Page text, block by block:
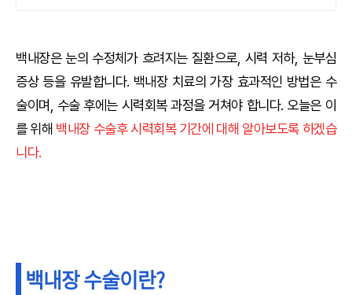
백내장은 눈의 수정체가 흐려지는 질환으로, 시력 저하, 눈부심
증상 등을 유발합니다. 백내장 치료의 가장 효과적인 방법은 수
술이며, 수술 후에는 시력회복 과정을 거쳐야 합니다. 오늘은 이
를 위해 백내장 수술후 시력회복 기간에 대해 알아보도록 하겠습
니다.
백내장 수술이란?